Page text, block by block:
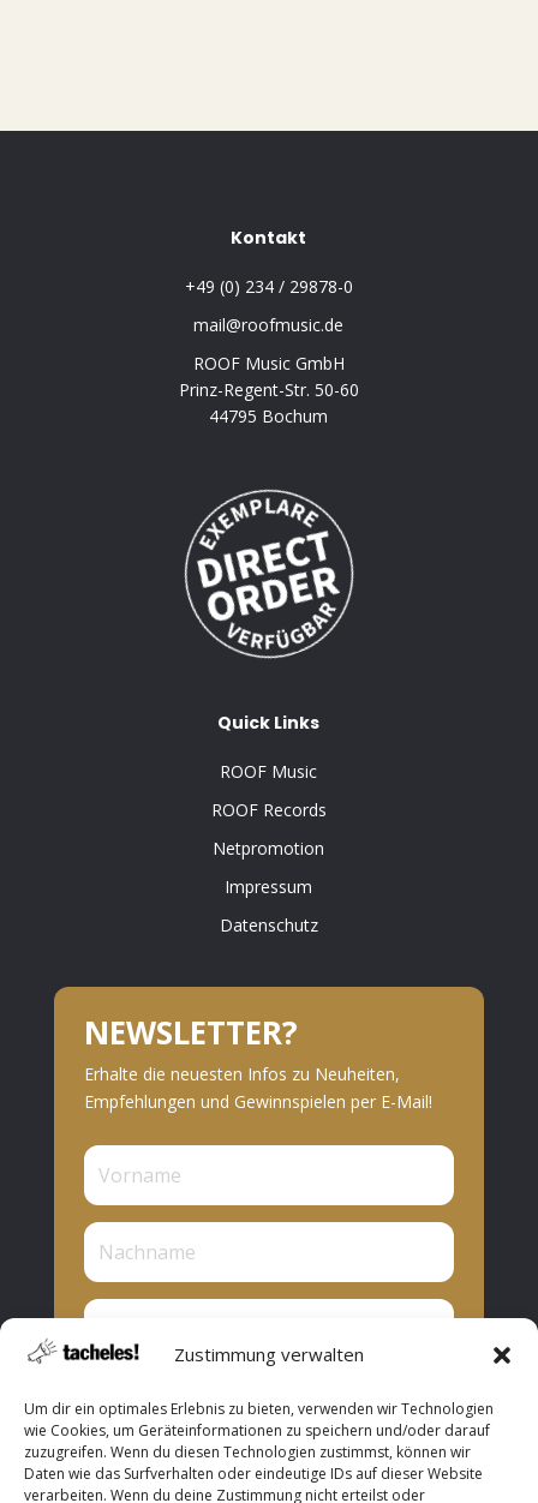
Zustimmung verwalten
Um dir ein optimales Erlebnis zu bieten, verwenden wir Technologien
wie Cookies, um Geräteinformationen zu speichern und/oder darauf
zuzugreifen. Wenn du diesen Technologien zustimmst, können wir
Daten wie das Surfverhalten oder eindeutige IDs auf dieser Website
verarbeiten. Wenn du deine Zustimmung nicht erteilst oder
Kontakt
+49 (0) 234 / 29878-0
mail@roofmusic.de
ROOF Music GmbH
Prinz-Regent-Str. 50-60
44795 Bochum
Quick Links
ROOF Music
ROOF Records
Netpromotion
Impressum
Datenschutz
NEWSLETTER?
Erhalte die neuesten Infos zu Neuheiten,
Empfehlungen und Gewinnspielen per E-Mail!
Privat
Presse